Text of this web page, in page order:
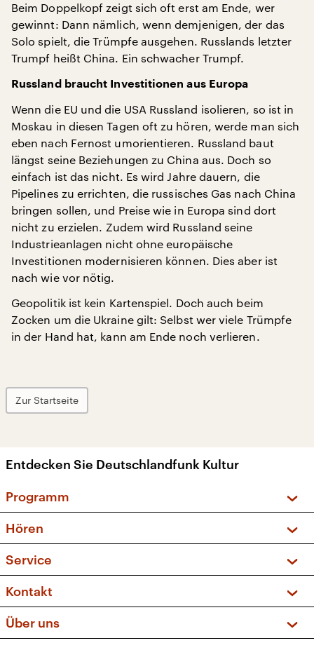
Beim Doppelkopf zeigt sich oft erst am Ende, wer
gewinnt: Dann nämlich, wenn demjenigen, der das
Solo spielt, die Trümpfe ausgehen. Russlands letzter
Trumpf heißt China. Ein schwacher Trumpf.
Russland braucht Investitionen aus Europa
Wenn die EU und die USA Russland isolieren, so ist in
Moskau in diesen Tagen oft zu hören, werde man sich
eben nach Fernost umorientieren. Russland baut
längst seine Beziehungen zu China aus. Doch so
einfach ist das nicht. Es wird Jahre dauern, die
Pipelines zu errichten, die russisches Gas nach China
bringen sollen, und Preise wie in Europa sind dort
nicht zu erzielen. Zudem wird Russland seine
Industrieanlagen nicht ohne europäische
Investitionen modernisieren können. Dies aber ist
nach wie vor nötig.
Geopolitik ist kein Kartenspiel. Doch auch beim
Zocken um die Ukraine gilt: Selbst wer viele Trümpfe
in der Hand hat, kann am Ende noch verlieren.
Zur Startseite
Entdecken Sie Deutschlandfunk Kultur
Programm
Sendungen und Podcasts
Musikliste
Kakadu – Das Kinderprogramm
Hören
Frequenzen (UKW + DAB+)
Service
FAQ
Apps
Newsletter
Kontakt
Social Media
Über uns